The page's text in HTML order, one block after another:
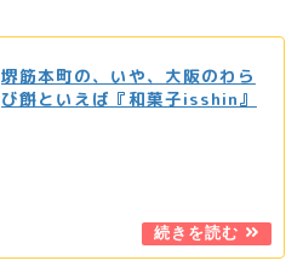
堺筋本町の、いや、大阪のわら
び餅といえば『和菓子isshin』